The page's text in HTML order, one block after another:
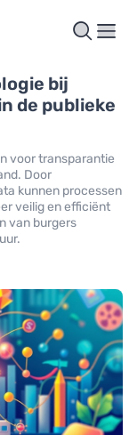
bij
de publieke
voor transparantie
Door
kunnen processen
veilig en efficiënt
van burgers